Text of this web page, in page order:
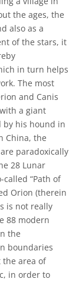
the ages, the
also as a
of the stars, it
in turn helps
The most
and Canis
a giant
by his hound in
China, the
paradoxically
28 Lunar
“Path of
Orion (therein
is not really
88 modern
the
boundaries
the area of
in order to